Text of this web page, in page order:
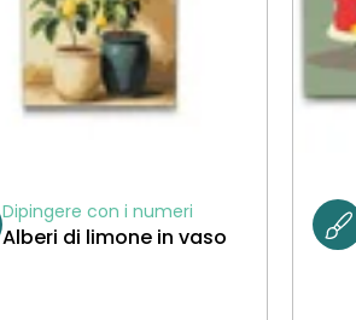
Dipingere con i numeri
Alberi di limone in vaso